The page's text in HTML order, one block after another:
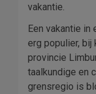
vakantie.
Een vakantie in
erg populier, bij
provincie
taalkundige en
grensregio is